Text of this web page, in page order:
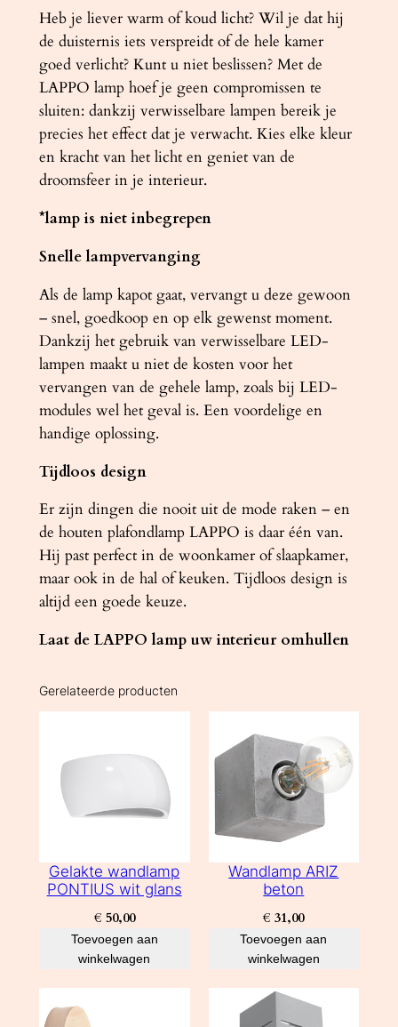
Heb je liever warm of koud licht? Wil je dat hij
de duisternis iets verspreidt of de hele kamer
goed verlicht? Kunt u niet beslissen? Met de
LAPPO lamp hoef je geen compromissen te
sluiten: dankzij verwisselbare lampen bereik je
precies het effect dat je verwacht. Kies elke kleur
en kracht van het licht en geniet van de
droomsfeer in je interieur.
*lamp is niet inbegrepen
Snelle lampvervanging
Als de lamp kapot gaat, vervangt u deze gewoon
– snel, goedkoop en op elk gewenst moment.
Dankzij het gebruik van verwisselbare LED-
lampen maakt u niet de kosten voor het
vervangen van de gehele lamp, zoals bij LED-
modules wel het geval is. Een voordelige en
handige oplossing.
Tijdloos design
Er zijn dingen die nooit uit de mode raken – en
de houten plafondlamp LAPPO is daar één van.
Hij past perfect in de woonkamer of slaapkamer,
maar ook in de hal of keuken. Tijdloos design is
altijd een goede keuze.
Laat de LAPPO lamp uw interieur omhullen
Gerelateerde producten
Gelakte wandlamp
PONTIUS wit glans
€ 50,00
Toevoegen aan
winkelwagen
Wandlamp ARIZ
beton
€ 31,00
Toevoegen aan
winkelwagen